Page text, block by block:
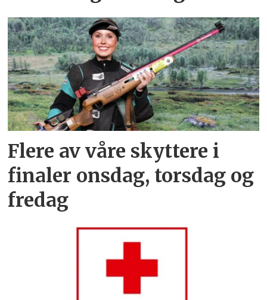
Flere av våre skyttere i
finaler onsdag, torsdag og
fredag